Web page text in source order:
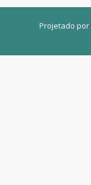
Projetado por